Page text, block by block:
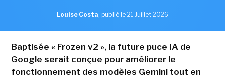
Louise Costa, publié le 21 Juillet 2026
Baptisée « Frozen v2 », la future puce IA de
Google serait conçue pour améliorer le
fonctionnement des modèles Gemini tout en